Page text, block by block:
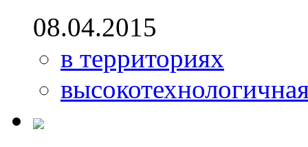
08.04.2015
в территориях